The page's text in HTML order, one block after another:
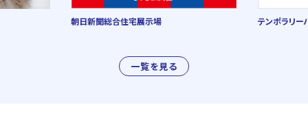
一覧を見る
朝日新聞総合住宅展示場 テンポラリー